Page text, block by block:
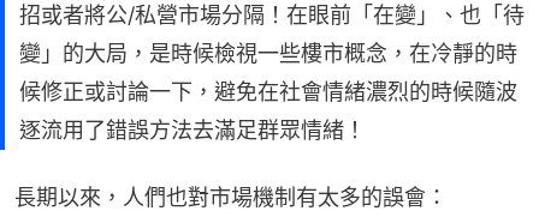
招或者將公/私營市場分隔！在眼前「在變」、也「待
變」的大局，是時候檢視一些樓市概念，在冷靜的時
候修正或討論一下，避免在社會情緒濃烈的時候隨波
逐流用了錯誤方法去滿足群眾情緒！
長期以來，人們也對市場機制有太多的誤會：